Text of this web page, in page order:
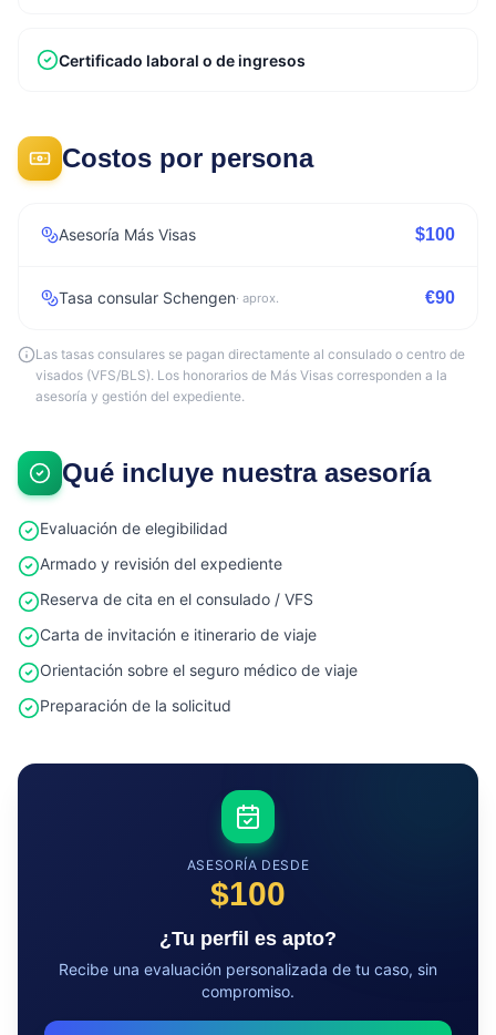
Certificado laboral o de ingresos
Costos por persona
Asesoría Más Visas $100
Tasa consular Schengen· aprox. €90
Las tasas consulares se pagan directamente al consulado o centro de
visados (VFS/BLS). Los honorarios de Más Visas corresponden a la
asesoría y gestión del expediente.
Qué incluye nuestra asesoría
Evaluación de elegibilidad
Armado y revisión del expediente
Reserva de cita en el consulado / VFS
Carta de invitación e itinerario de viaje
Orientación sobre el seguro médico de viaje
Preparación de la solicitud
ASESORÍA DESDE
$100
¿Tu perfil es apto?
Recibe una evaluación personalizada de tu caso, sin
compromiso.